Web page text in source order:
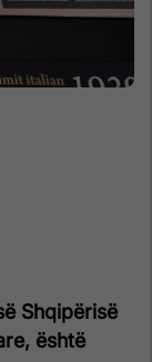
Shqipërisë
është